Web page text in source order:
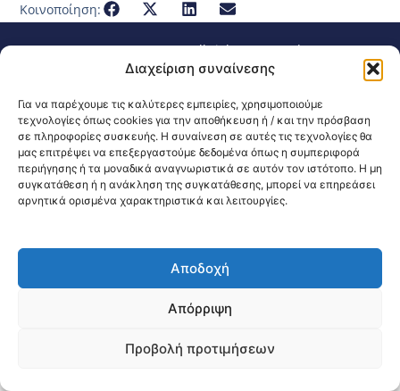
Διαχείριση συναίνεσης
Για να παρέχουμε τις καλύτερες εμπειρίες, χρησιμοποιούμε
τεχνολογίες όπως cookies για την αποθήκευση ή / και την πρόσβαση
σε πληροφορίες συσκευής. Η συναίνεση σε αυτές τις τεχνολογίες θα
μας επιτρέψει να επεξεργαστούμε δεδομένα όπως η συμπεριφορά
περιήγησης ή τα μοναδικά αναγνωριστικά σε αυτόν τον ιστότοπο. Η μη
συγκατάθεση ή η ανάκληση της συγκατάθεσης, μπορεί να επηρεάσει
αρνητικά ορισμένα χαρακτηριστικά και λειτουργίες.
Αποδοχή
Απόρριψη
Προβολή προτιμήσεων
Κοινοποίηση:
@2026 3ype.gr All rights reserved
Πολιτική Προστασίας Δεδομένων
email: 3ype@3ype.gr
Page Visits: 00023 Website Visits: 1597691